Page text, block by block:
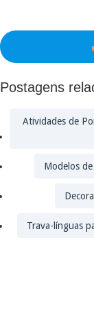
Postagens
Atividades de
Modelos
Trava-línguas